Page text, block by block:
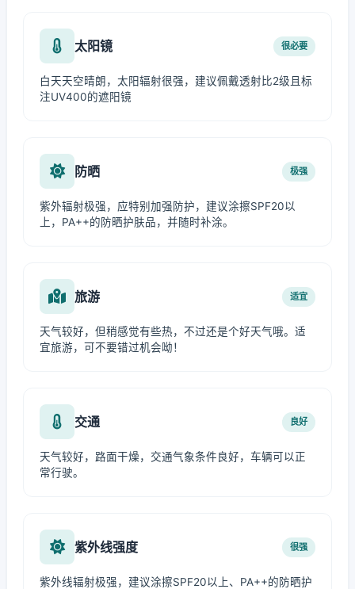
太阳镜 很必要
白天天空晴朗，太阳辐射很强，建议佩戴透射比2级且标
注UV400的遮阳镜
防晒 极强
紫外辐射极强，应特别加强防护，建议涂擦SPF20以
上，PA++的防晒护肤品，并随时补涂。
旅游 适宜
天气较好，但稍感觉有些热，不过还是个好天气哦。适
宜旅游，可不要错过机会呦！
交通 良好
天气较好，路面干燥，交通气象条件良好，车辆可以正
常行驶。
紫外线强度 很强
紫外线辐射极强，建议涂擦SPF20以上、PA++的防晒护